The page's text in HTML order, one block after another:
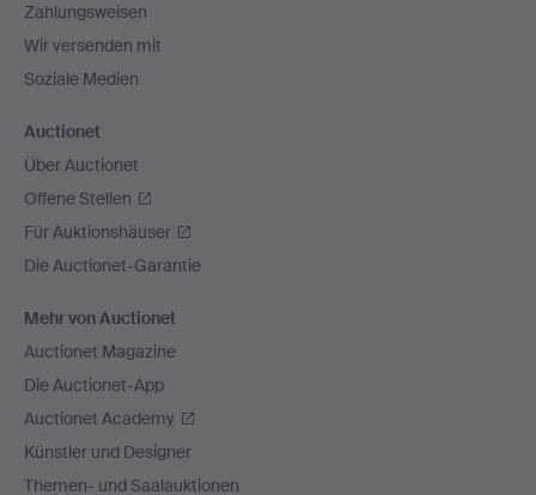
Zahlungsweisen
Wir versenden mit
Soziale Medien
Auctionet
Über Auctionet
Offene Stellen
Für Auktionshäuser
Die Auctionet-Garantie
Mehr von Auctionet
Auctionet Magazine
Die Auctionet-App
Auctionet Academy
Künstler und Designer
Themen- und Saalauktionen